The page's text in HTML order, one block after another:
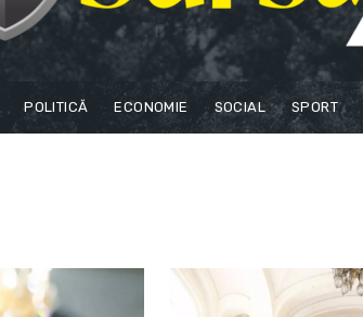
POLITICĂ ECONOMIE SOCIAL SPORT